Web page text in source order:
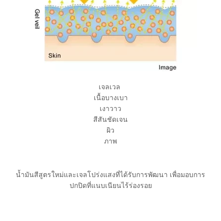
เจลเวล
เนื้อบางเบา
เงาวาว
สีสันชัดเจน
ผิว
ภาพ
น้ำมันสีสูตรใหม่และเจลโปร่งแสงที่ได้รับการพัฒนา เพื่อมอบการ
ปกปิดที่แนบเนียนไร้ร่องรอย